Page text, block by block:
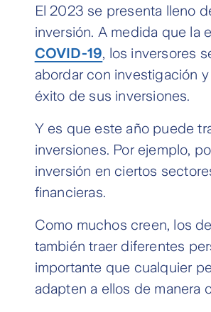
El 2023 se presenta lleno
inversión. A medida que la
COVID-19, los inversores
abordar con investigación
éxito de sus inversiones.
Y es que este año puede
inversiones. Por ejemplo,
inversión en ciertos
financieras.
Como muchos creen, los
también traer diferentes
importante que cualquier
adapten a ellos de manera